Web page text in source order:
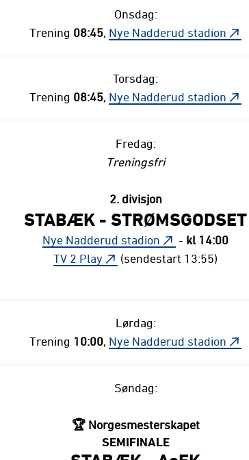
Onsdag:
Trening 08:45, Nye Nadderud stadion
Torsdag:
Trening 08:45, Nye Nadderud stadion
Fredag:
Treningsfri
2. divisjon
STABÆK - STRØMSGODSET
Nye Nadderud stadion - kl 14:00
TV 2 Play
(sendestart 13:55)
Lørdag:
Trening 10:00, Nye Nadderud stadion
Søndag:
🏆 Norgesmesterskapet
SEMIFINALE